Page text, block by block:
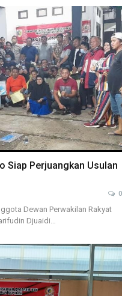
Siap Perjuangkan Usulan
0
Dewan Perwakilan Rakyat
Djuaidi…